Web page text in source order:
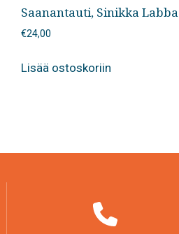
Saanantauti, Sinikka Labba
€24,00
Lisää ostoskoriin